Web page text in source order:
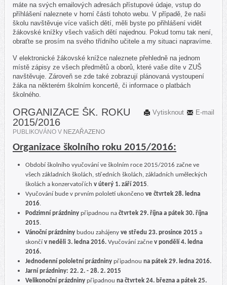
máte na svých emailových adresách přístupové údaje, vstup do
příhlášení naleznete v horní části tohoto webu. V případě, že naši
školu navštěvuje více vašich dětí, měli byste po přihlášení vidět
žákovské knížky všech vašich dětí najednou. Pokud tomu tak není,
obraťte se prosím na svého třídního učitele a my situaci napravíme.
V elektronické žákovské knížce naleznete přehledně na jednom
místě zápisy ze všech předmětů a oborů, které vaše díte v ZUŠ
navštěvuje. Zároveň se zde také zobrazují plánovaná vystoupení
žáka na některém školním koncertě, či informace o platbách
školného.
E-mail
Vytisknout
ORGANIZACE ŠK. ROKU
2015/2016
PUBLIKOVÁNO V NEZAŘAZENO
Organizace školního roku 2015/2016:
Období školního vyučování ve školním roce 2015/2016 začne ve
všech základních školách, středních školách, základních uměleckých
školách a konzervatořích v úterý 1. září 2015.
Vyučování bude v prvním pololetí ukončeno ve čtvrtek 28. ledna
2016.
Podzimní prázdniny připadnou na čtvrtek 29. října a pátek 30. října
2015.
Vánoční prázdniny budou zahájeny ve středu 23. prosince 2015 a
skončív neděli 3. ledna 2016. Vyučování začne v pondělí 4. ledna
2016.
Jednodenní pololetní prázdniny připadnou na pátek 29. ledna 2016.
Jarní prázdniny: 22. 2. - 28. 2. 2015
Velikonoční prázdniny připadnou na čtvrtek 24. března a pátek 25.